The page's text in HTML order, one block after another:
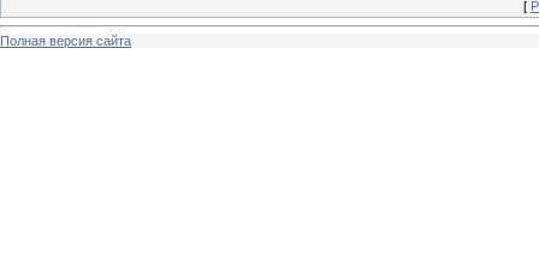
[
Полная версия сайта